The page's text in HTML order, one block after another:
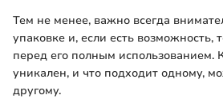
Тем не менее, важно всегда
упаковке и, если есть возможность,
перед его полным
уникален, и что подходит одному,
другому.